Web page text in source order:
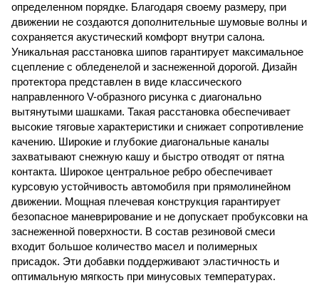
определенном порядке. Благодаря своему размеру, при
движении не создаются дополнительные шумовые волны и
сохраняется акустический комфорт внутри салона.
Уникальная расстановка шипов гарантирует максимальное
сцепление с обледенелой и заснеженной дорогой. Дизайн
протектора представлен в виде классического
направленного V-образного рисунка с диагонально
вытянутыми шашками. Такая расстановка обеспечивает
высокие тяговые характеристики и снижает сопротивление
качению. Широкие и глубокие диагональные каналы
захватывают снежную кашу и быстро отводят от пятна
контакта. Широкое центральное ребро обеспечивает
курсовую устойчивость автомобиля при прямолинейном
движении. Мощная плечевая конструкция гарантирует
безопасное маневрирование и не допускает пробуксовки на
заснеженной поверхности. В состав резиновой смеси
входит большое количество масел и полимерных
присадок. Эти добавки поддерживают эластичность и
оптимальную мягкость при минусовых температурах.